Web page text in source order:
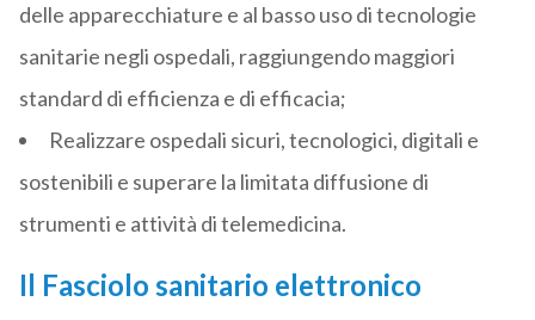
delle apparecchiature e al basso uso di tecnologie
sanitarie negli ospedali, raggiungendo maggiori
standard di efficienza e di efficacia;
Realizzare ospedali sicuri, tecnologici, digitali e
sostenibili e superare la limitata diffusione di
strumenti e attività di telemedicina.
Il Fasciolo sanitario elettronico